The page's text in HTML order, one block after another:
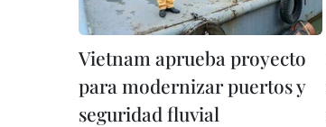
Vietnam aprueba proyecto
para modernizar puertos y
seguridad fluvial